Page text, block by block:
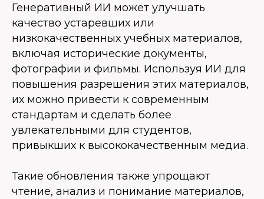
Генеративный ИИ может улучшать
качество устаревших или
низкокачественных учебных материалов,
включая исторические документы,
фотографии и фильмы. Используя ИИ для
повышения разрешения этих материалов,
их можно привести к современным
стандартам и сделать более
увлекательными для студентов,
привыкших к высококачественным медиа.
Такие обновления также упрощают
чтение, анализ и понимание материалов,